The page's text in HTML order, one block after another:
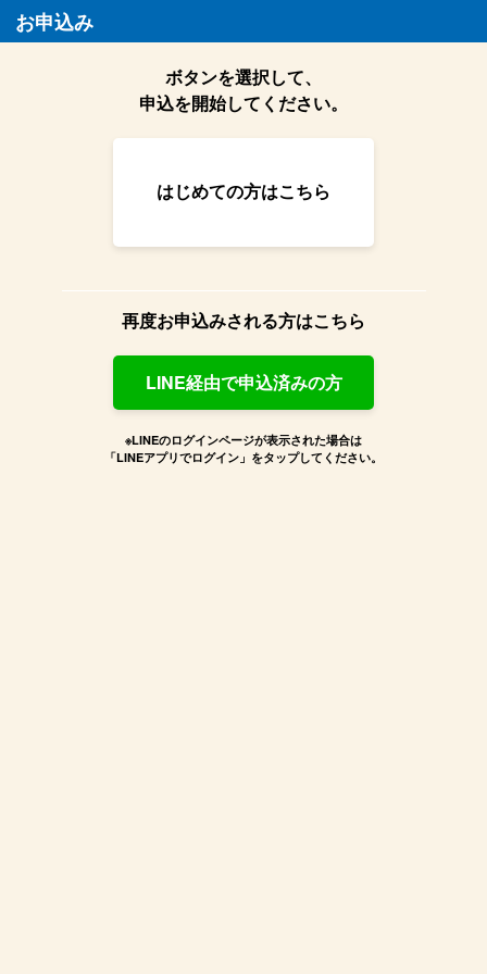
お申込み
ボタンを選択して、
申込を開始してください。
はじめての方はこちら
再度お申込みされる方はこちら
LINE経由で申込済みの方
※LINEのログインページが表示された場合は
「LINEアプリでログイン」をタップしてください。